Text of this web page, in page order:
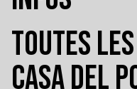
TOUTES
CASA DEL